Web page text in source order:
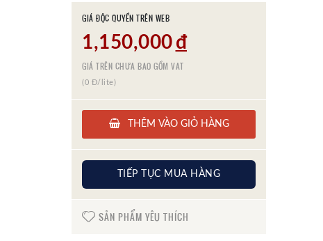
GIÁ ĐỘC QUYỀN TRÊN WEB
1,150,000 đ
GIÁ TRÊN CHƯA BAO GỒM VAT
(0 Đ/lite)
THÊM VÀO GIỎ HÀNG
TIẾP TỤC MUA HÀNG
SẢN PHẨM YÊU THÍCH